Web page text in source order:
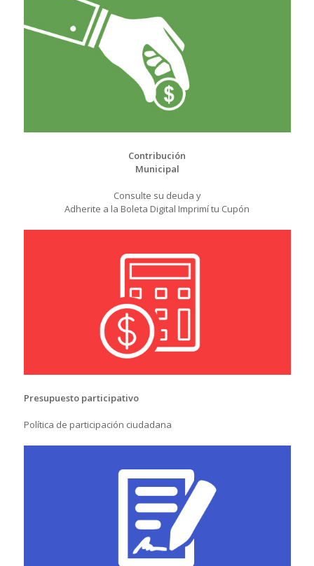
Contribución
Municipal
Consulte su deuda y
Adherite a la Boleta Digital Imprimí tu Cupón
Presupuesto participativo
Política de participación ciudadana